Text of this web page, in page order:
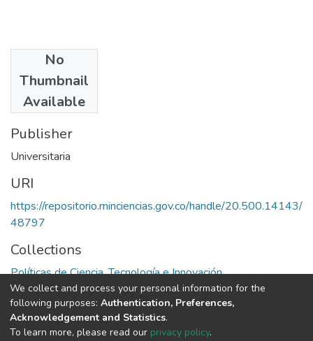
No
Thumbnail
Available
Authors
Luis A. Romo S.
Publisher
Universitaria
URI
https://repositorio.minciencias.gov.co/handle/20.500.14143/
48797
Collections
Políticas de Ciencia, Tecnología e Innovación
Full item page
We collect and process your personal information for the
following purposes: Authentication, Preferences,
Acknowledgement and Statistics.
To learn more, please read our privacy policy.